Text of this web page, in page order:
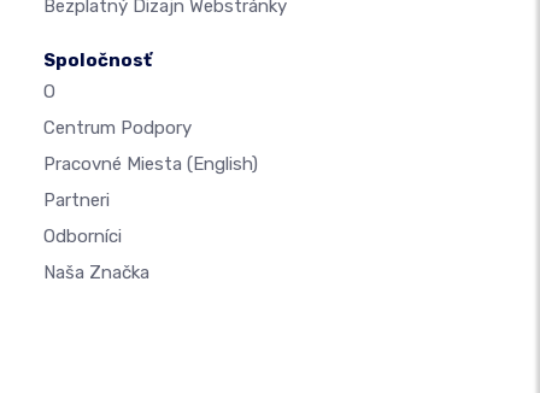
Bezplatný Dizajn Webstránky
Spoločnosť
O
Centrum Podpory
Pracovné Miesta (English)
Partneri
Odborníci
Naša Značka